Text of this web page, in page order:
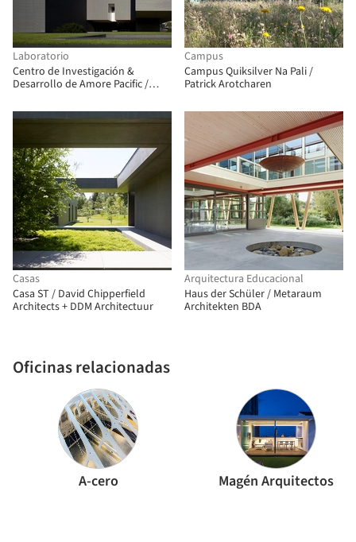
Laboratorio
Centro de Investigación &
Desarrollo de Amore Pacific /
Castanheira + Kim Jongkyu
Campus
Campus Quiksilver Na Pali /
Patrick Arotcharen
Casas
Casa ST / David Chipperfield
Architects + DDM Architectuur
Oficinas relacionadas
A-cero Magén Arquitectos
Arquitectura Educacional
Haus der Schüler / Metaraum
Architekten BDA